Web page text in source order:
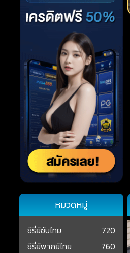
หมวดหมู่
ซีรี่ย์ซับไทย
720
ซีรี่ย์พากย์ไทย
760